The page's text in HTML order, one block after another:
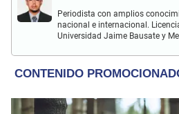
Periodista con amplios
nacional e internacional.
Universidad Jaime Bausate y
películas, series, videojuegos y